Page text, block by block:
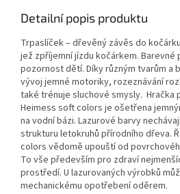
Detailní popis produktu
Trpaslíček – dřevěný závěs do
jež zpříjemní jízdu kočárkem.
pozornost dětí. Díky různým tvarům a
vývoj jemné motoriky, rozeznávání
také trénuje sluchové smysly. Hračka
Heimess soft colors je ošetřena
na vodní bázi. Lazurové barvy
strukturu letokruhů přírodního dřeva.
colors vědomě upouští od
To vše především pro zdraví
prostředí. U lazurovaných výrobků
mechanickému opotřebení oděrem.